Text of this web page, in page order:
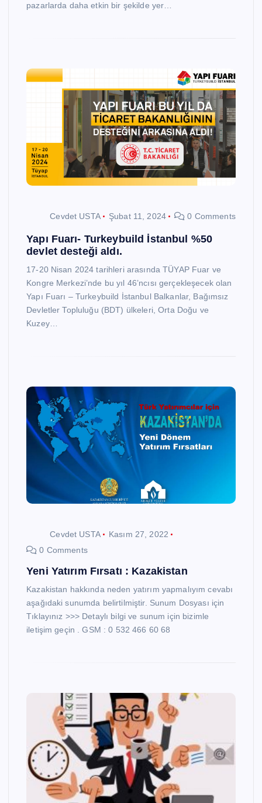
pazarlarda daha etkin bir şekilde yer…
Cevdet USTA Şubat 11, 2024 0 Comments
Yapı Fuarı- Turkeybuild İstanbul %50
devlet desteği aldı.
17-20 Nisan 2024 tarihleri arasında TÜYAP Fuar ve
Kongre Merkezi’nde bu yıl 46’ncısı gerçekleşecek olan
Yapı Fuarı – Turkeybuild İstanbul Balkanlar, Bağımsız
Devletler Topluluğu (BDT) ülkeleri, Orta Doğu ve
Kuzey…
Cevdet USTA
Kasım 27, 2022
0 Comments
Yeni Yatırım Fırsatı : Kazakistan
Kazakistan hakkında neden yatırım yapmalıyım cevabı
aşağıdaki sunumda belirtilmiştir. Sunum Dosyası için
Tıklayınız >>> Detaylı bilgi ve sunum için bizimle
iletişim geçin . GSM : 0 532 466 60 68